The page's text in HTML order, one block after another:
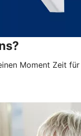
Moment Zeit für